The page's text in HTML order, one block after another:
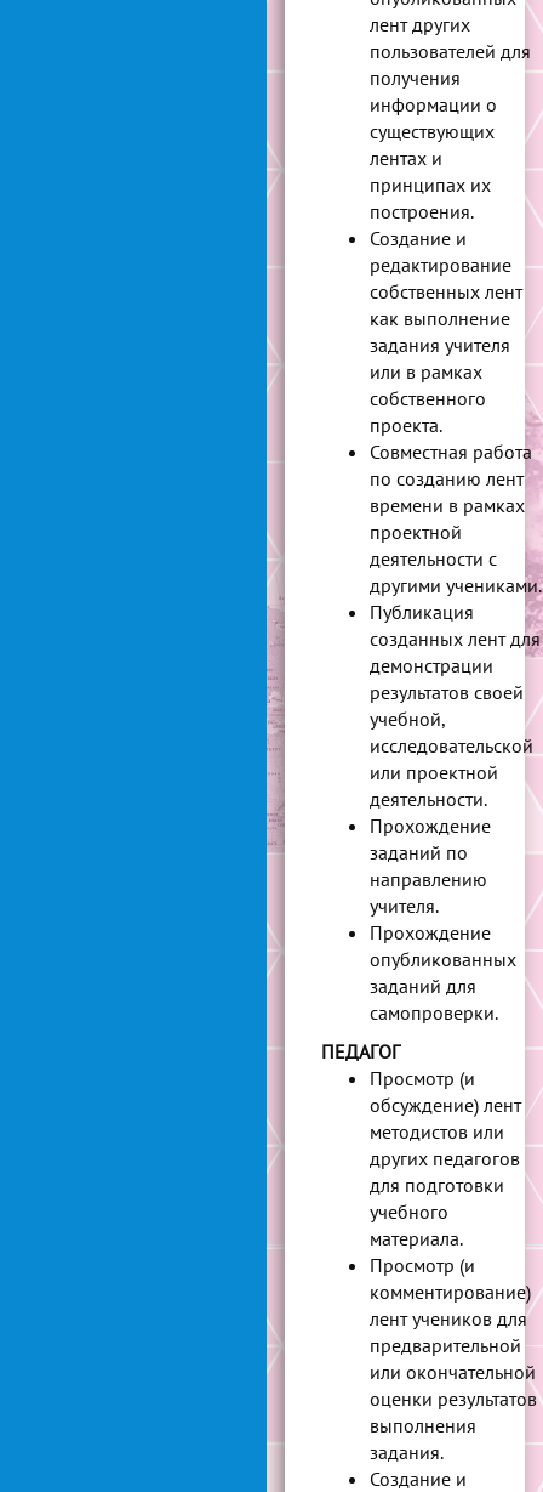
лент других
пользователей для
получения
информации о
существующих
лентах и
принципах их
построения.
Создание и
редактирование
собственных лент
как выполнение
задания учителя
или в рамках
собственного
проекта.
Совместная работа
по созданию лент
времени в рамках
проектной
деятельности с
другими учениками.
Публикация
созданных лент для
демонстрации
результатов своей
учебной,
исследовательской
или проектной
деятельности.
Прохождение
заданий по
направлению
учителя.
Прохождение
опубликованных
заданий для
самопроверки.
ПЕДАГОГ
Просмотр (и
обсуждение) лент
методистов или
других педагогов
для подготовки
учебного
материала.
Просмотр (и
комментирование)
лент учеников для
предварительной
или окончательной
оценки результатов
выполнения
задания.
Создание и